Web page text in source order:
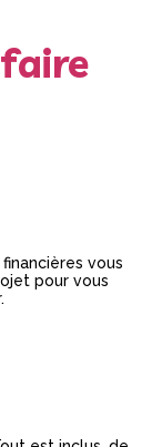
vous
pour vous